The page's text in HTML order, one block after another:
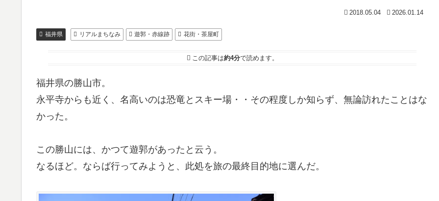
2018.05.04 2026.01.14
福井県 リアルまちなみ 遊郭・赤線跡 花街・茶屋町
この記事は約4分で読めます。
福井県の勝山市。
永平寺からも近く、名高いのは恐竜とスキー場・・その程度しか知らず、無論訪れたことはな
かった。
この勝山には、かつて遊郭があったと云う。
なるほど。ならば行ってみようと、此処を旅の最終目的地に選んだ。